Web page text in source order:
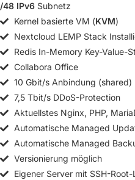
/48 IPv6 Subnetz
Kernel basierte VM (KVM)
Nextcloud LEMP Stack
Redis In-Memory Key-Value-
Collabora Office
10 Gbit/s Anbindung (shared)
7,5 Tbit/s DDoS-Protection
Aktuellstes Nginx, PHP,
Automatische Managed
Automatische Managed
Versionierung möglich
Eigener Server mit SSH-Root-